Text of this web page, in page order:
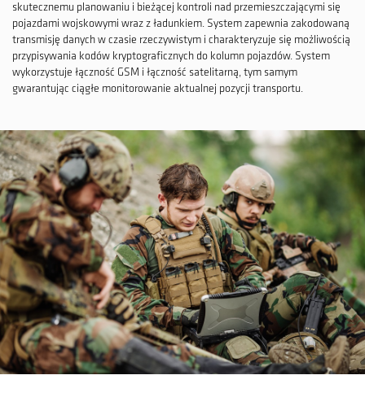
skutecznemu planowaniu i bieżącej kontroli nad przemieszczającymi się
pojazdami wojskowymi wraz z ładunkiem. System zapewnia zakodowaną
transmisję danych w czasie rzeczywistym i charakteryzuje się możliwością
przypisywania kodów kryptograficznych do kolumn pojazdów. System
wykorzystuje łączność GSM i łączność satelitarną, tym samym
gwarantując ciągłe monitorowanie aktualnej pozycji transportu.